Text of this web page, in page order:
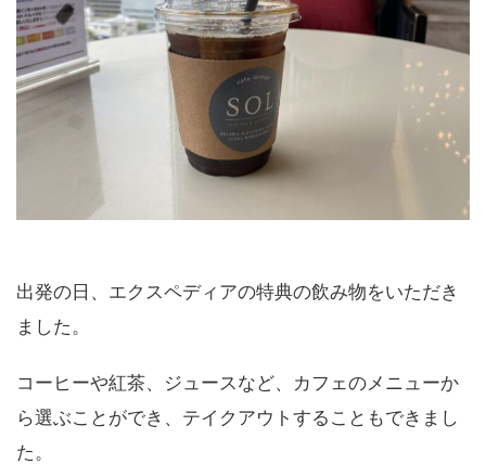
出発の日、エクスペディアの特典の飲み物をいただき
ました。
コーヒーや紅茶、ジュースなど、カフェのメニューか
ら選ぶことができ、テイクアウトすることもできまし
た。